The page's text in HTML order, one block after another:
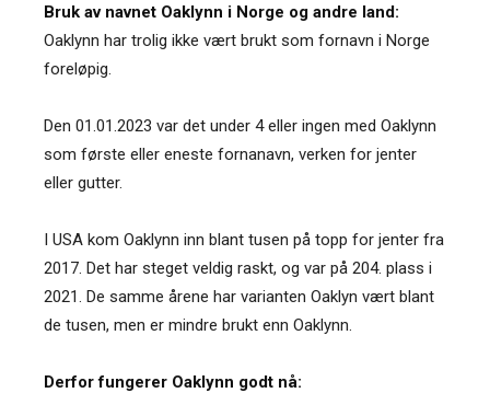
Bruk av navnet Oaklynn i Norge og andre land:
Oaklynn har trolig ikke vært brukt som fornavn i Norge
foreløpig.
Den 01.01.2023 var det under 4 eller ingen med Oaklynn
som første eller eneste fornanavn, verken for jenter
eller gutter.
I USA kom Oaklynn inn blant tusen på topp for jenter fra
2017. Det har steget veldig raskt, og var på 204. plass i
2021. De samme årene har varianten Oaklyn vært blant
de tusen, men er mindre brukt enn Oaklynn.
Derfor fungerer Oaklynn godt nå: